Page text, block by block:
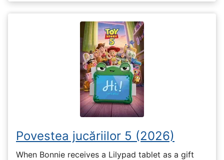
Povestea jucăriilor 5 (2026)
When Bonnie receives a Lilypad tablet as a gift